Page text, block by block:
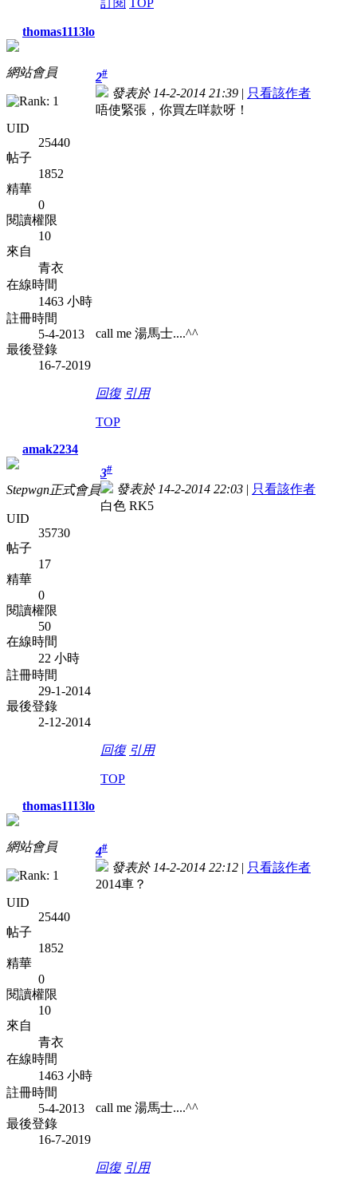
thomas1113lo
網站會員
UID
25440
帖子
1852
精華
0
閱讀權限
10
來自
青衣
在線時間
1463 小時
註冊時間
5-4-2013
最後登錄
16-7-2019
2#
發表於 14-2-2014 21:39 | 只看該作者
唔使緊張，你買左咩款呀！
call me 湯馬士....^^
回復 引用
TOP
amak2234
Stepwgn正式會員
UID
35730
帖子
17
精華
0
閱讀權限
50
在線時間
22 小時
註冊時間
29-1-2014
最後登錄
2-12-2014
3#
發表於 14-2-2014 22:03 | 只看該作者
白色 RK5
回復 引用
TOP
thomas1113lo
網站會員
UID
25440
帖子
1852
精華
0
閱讀權限
10
來自
青衣
在線時間
1463 小時
註冊時間
5-4-2013
最後登錄
16-7-2019
4#
發表於 14-2-2014 22:12 | 只看該作者
2014車？
call me 湯馬士....^^
回復 引用